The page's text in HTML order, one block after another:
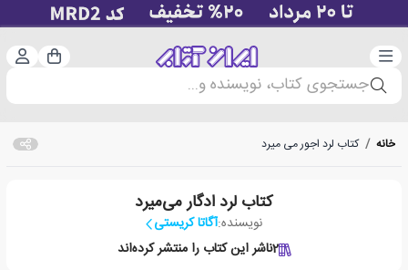
دسته‌بندی سبد
جستجوی کتاب، نویسنده و...
خانه / کتاب لرد اجور می میرد
کتاب لرد ادگار می‌میرد
نویسنده:آگاتا کریستی
2ناشر این کتاب را منتشر کرده‌اند